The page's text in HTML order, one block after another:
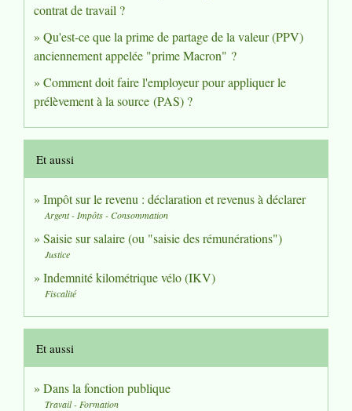
contrat de travail ?
Qu'est-ce que la prime de partage de la valeur (PPV)
anciennement appelée "prime Macron" ?
Comment doit faire l'employeur pour appliquer le
prélèvement à la source (PAS) ?
Et aussi
Impôt sur le revenu : déclaration et revenus à déclarer
Argent - Impôts - Consommation
Saisie sur salaire (ou "saisie des rémunérations")
Justice
Indemnité kilométrique vélo (IKV)
Fiscalité
Et aussi
Dans la fonction publique
Travail - Formation